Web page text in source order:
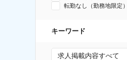
転勤なし（勤務地限定）
キーワード
求人掲載内容すべて